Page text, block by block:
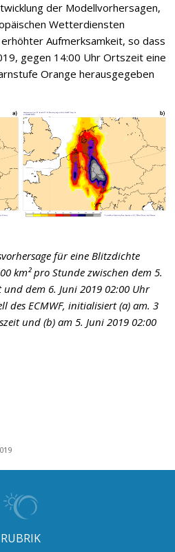
der Modellvorhersagen,
Wetterdiensten
Aufmerksamkeit, so dass
gegen 14:00 Uhr Ortszeit eine
Orange herausgegeben
für eine Blitzdichte
km² pro Stunde zwischen dem 5.
dem 6. Juni 2019 02:00 Uhr
des ECMWF, initialisiert (a) am. 3
und (b) am 5. Juni 2019 02:00
RUBRIK